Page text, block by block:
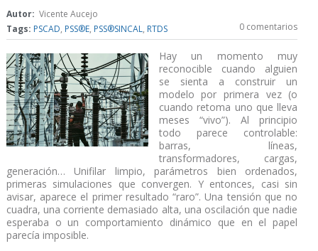
Autor: Vicente Aucejo
Tags: PSCAD, PSS®E, PSS®SINCAL, RTDS 0 comentarios
Hay un momento muy
reconocible cuando alguien
se sienta a construir un
modelo por primera vez (o
cuando retoma uno que lleva
meses “vivo”). Al principio
todo parece controlable:
barras, líneas,
transformadores, cargas,
generación… Unifilar limpio, parámetros bien ordenados,
primeras simulaciones que convergen. Y entonces, casi sin
avisar, aparece el primer resultado “raro”. Una tensión que no
cuadra, una corriente demasiado alta, una oscilación que nadie
esperaba o un comportamiento dinámico que en el papel
parecía imposible.